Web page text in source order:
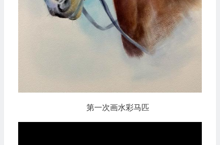
第一次画水彩马匹